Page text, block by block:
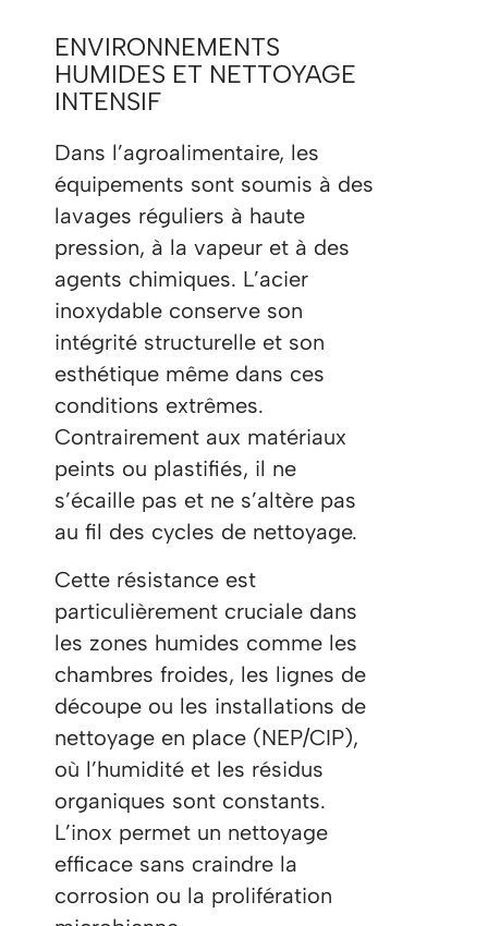
ENVIRONNEMENTS
HUMIDES ET NETTOYAGE
INTENSIF
Dans l’agroalimentaire, les
équipements sont soumis à des
lavages réguliers à haute
pression, à la vapeur et à des
agents chimiques. L’acier
inoxydable conserve son
intégrité structurelle et son
esthétique même dans ces
conditions extrêmes.
Contrairement aux matériaux
peints ou plastifiés, il ne
s’écaille pas et ne s’altère pas
au fil des cycles de nettoyage.
Cette résistance est
particulièrement cruciale dans
les zones humides comme les
chambres froides, les lignes de
découpe ou les installations de
nettoyage en place (NEP/CIP),
où l’humidité et les résidus
organiques sont constants.
L’inox permet un nettoyage
efficace sans craindre la
corrosion ou la prolifération